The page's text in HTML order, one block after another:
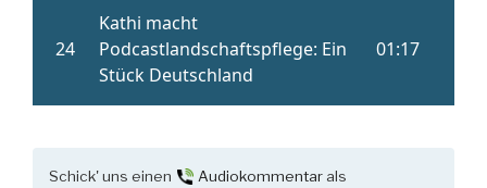
Schick' uns einen Audiokommentar als